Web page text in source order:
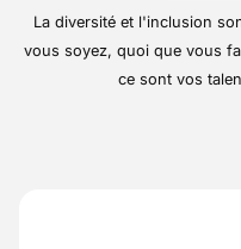
appliquées au
planification de
interventions
Traiter les
d'équipements de
professionnels en
La diversité et l'inclusion
vous soyez, quoi que vous
ce sont vos